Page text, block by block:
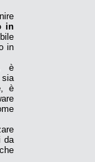
in
in
è
è
da